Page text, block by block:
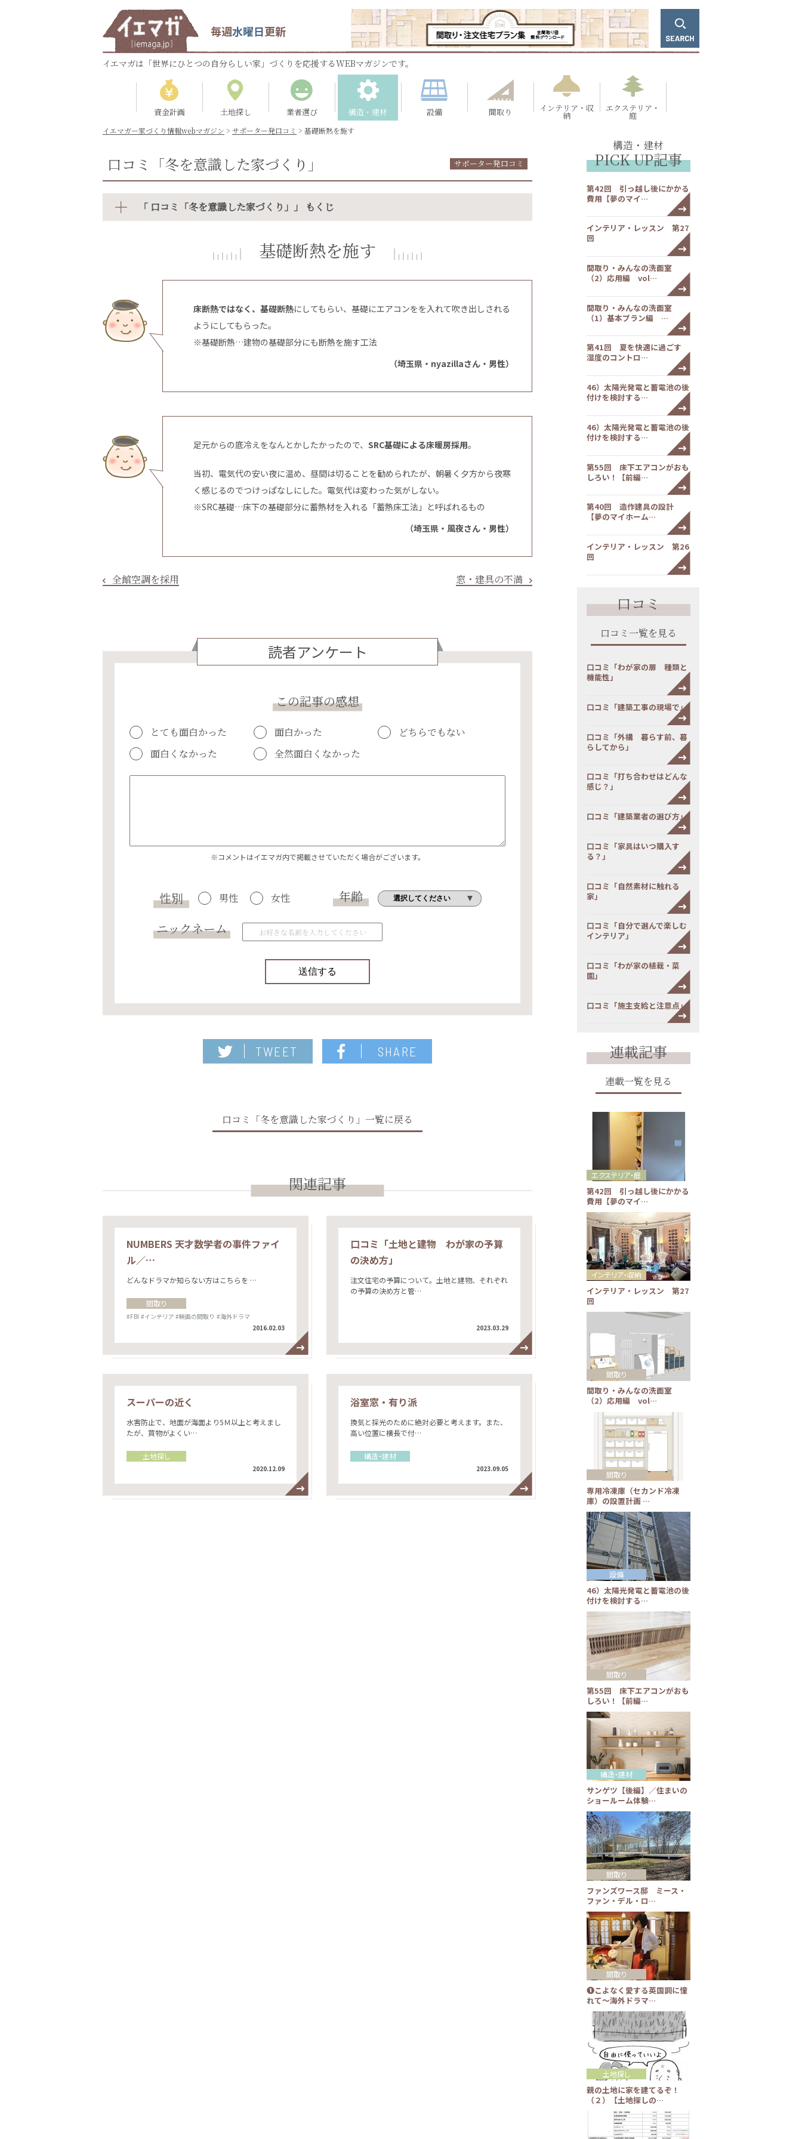
毎週水曜日更新
イエマガは「世界にひとつの自分らしい家」づくりを応援するWEBマガジンです。
資金計画 土地探し 業者選び 構造・建材 設備 間取り インテリア・収
納
エクステリア・
庭
イエマガー家づくり情報webマガジン > サポーター発口コミ > 基礎断熱を施す
口コミ「冬を意識した家づくり」 サポーター発口コミ
「 口コミ「冬を意識した家づくり」」 もくじ
基礎断熱を施す
床断熱ではなく、基礎断熱にしてもらい、基礎にエアコンをを入れて吹き出しされる
ようにしてもらった。
※基礎断熱…建物の基礎部分にも断熱を施す工法
（埼玉県・nyazillaさん・男性）
足元からの底冷えをなんとかしたかったので、 SRC基礎による床暖房採用。
当初、電気代の安い夜に温め、昼間は切ることを勧められたが、朝暑く夕方から夜寒
く感じるのでつけっぱなしにした。電気代は変わった気がしない。
※SRC基礎…床下の基礎部分に蓄熱材を入れる「蓄熱床工法」と呼ばれるもの
（埼玉県・風夜さん・男性）
全館空調を採用 窓・建具の不満
読者アンケート
この記事の感想
とても面白かった 面白かった
どちらでもない
面白くなかった
全然面白くなかった
※コメントはイエマガ内で掲載させていただく場合がございます。
性別 男性 女性
年齢
ニックネーム
TWEET SHARE
口コミ「冬を意識した家づくり」一覧に戻る
関連記事
NUMBERS 天才数学者の事件ファイ
ル／…
どんなドラマか知らない方はこちらを …
間取り
#FBI #インテリア #映画の間取り #海外ドラマ
2016.02.03
口コミ「土地と建物 わが家の予算
の決め方」
注文住宅の予算について。土地と建物、それぞれ
の予算の決め方と管…
2023.03.29
スーパーの近く
水害防止で、地面が海面より5Ｍ以上と考えまし
たが、買物がよくい…
土地探し
2020.12.09
浴室窓・有り派
換気と採光のために絶対必要と考えます。また、
高い位置に横長で付…
構造・建材
2023.09.05
構造・建材
PICK UP記事
第42回 引っ越し後にかかる
費用【夢のマイ…
インテリア・レッスン 第27
回
間取り・みんなの洗面室
（2）応用編 vol…
間取り・みんなの洗面室
（1）基本プラン編 …
第41回 夏を快適に過ごす
湿度のコントロ…
46）太陽光発電と蓄電池の後
付けを検討する…
46）太陽光発電と蓄電池の後
付けを検討する…
第55回 床下エアコンがおも
しろい！【前編…
第40回 造作建具の設計
【夢のマイホーム…
インテリア・レッスン 第26
回
口コミ
口コミ一覧を見る
口コミ「わが家の扉 種類と
機能性」
口コミ「建築工事の現場で」
口コミ「外構 暮らす前、暮
らしてから」
口コミ「打ち合わせはどんな
感じ？」
口コミ「建築業者の選び方」
口コミ「家具はいつ購入す
る？」
口コミ「自然素材に触れる
家」
口コミ「自分で選んで楽しむ
インテリア」
口コミ「わが家の植栽・菜
園」
口コミ「施主支給と注意点」
連載記事
連載一覧を見る
第42回 引っ越し後にかかる
費用【夢のマイ…
エクステリア・庭
インテリア・レッスン 第27
回
インテリア・収納
間取り・みんなの洗面室
（2）応用編 vol…
間取り
専用冷凍庫（セカンド冷凍
庫）の設置計画 …
間取り
46）太陽光発電と蓄電池の後
付けを検討する…
設備
第55回 床下エアコンがおも
しろい！【前編…
間取り
サンゲツ【後編】／住まいの
ショールーム体験…
構造・建材
ファンズワース邸 ミース・
ファン・デル・ロ…
間取り
❶こよなく愛する英国調に憧
れて～海外ドラマ…
間取り
親の土地に家を建てるぞ！
（２）【土地探しの…
土地探し